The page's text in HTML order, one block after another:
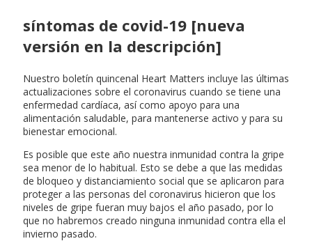
síntomas de covid-19 [nueva
versión en la descripción]
Nuestro boletín quincenal Heart Matters incluye las últimas
actualizaciones sobre el coronavirus cuando se tiene una
enfermedad cardíaca, así como apoyo para una
alimentación saludable, para mantenerse activo y para su
bienestar emocional.
Es posible que este año nuestra inmunidad contra la gripe
sea menor de lo habitual. Esto se debe a que las medidas
de bloqueo y distanciamiento social que se aplicaron para
proteger a las personas del coronavirus hicieron que los
niveles de gripe fueran muy bajos el año pasado, por lo
que no habremos creado ninguna inmunidad contra ella el
invierno pasado.